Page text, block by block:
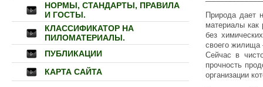
НОРМЫ, СТАНДАРТЫ, ПРАВИЛА
И ГОСТЫ.
КЛАССИФИКАТОР НА
ПИЛОМАТЕРИАЛЫ.
ПУБЛИКАЦИИ
КАРТА САЙТА
Природа дает
материалы как
без
своего жилища
Сейчас в
прочность
организации